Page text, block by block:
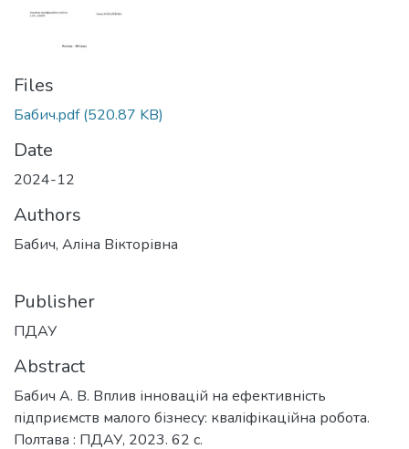
Files
Бабич.pdf(520.87 KB)
Date
2024-12
Authors
Бабич, Аліна Вікторівна
Publisher
ПДАУ
Abstract
Бабич А. В. Вплив інновацій на ефективність
підприємств малого бізнесу: кваліфікаційна робота.
Полтава : ПДАУ, 2023. 62 с.